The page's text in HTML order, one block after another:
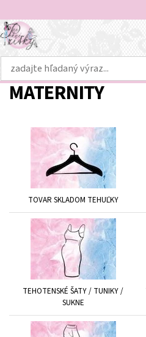
MATERNITY
TOVAR SKLADOM TEHUĽKY
TEHOTENSKÉ ŠATY / TUNIKY /
SUKNE